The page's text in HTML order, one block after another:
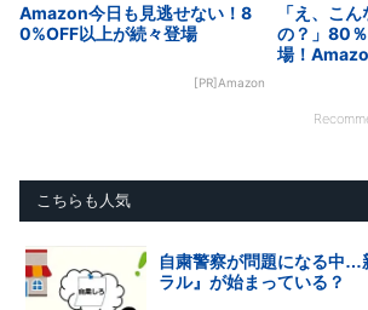
Amazon今日も見逃せない！8
0%OFF以上が続々登場
[PR]Amazon
「え、こ
の？」80
場！
こちらも人気
自粛警察が問題になる中…
ラル』が始まっている？